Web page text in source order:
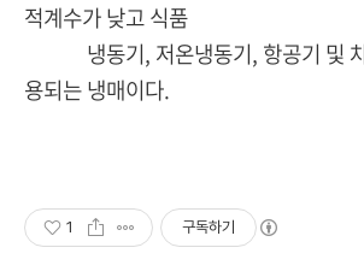
적계수가 낮고 식품
냉동기, 저온냉동기, 항공기 및 차
용되는 냉매이다.
1 구독하기